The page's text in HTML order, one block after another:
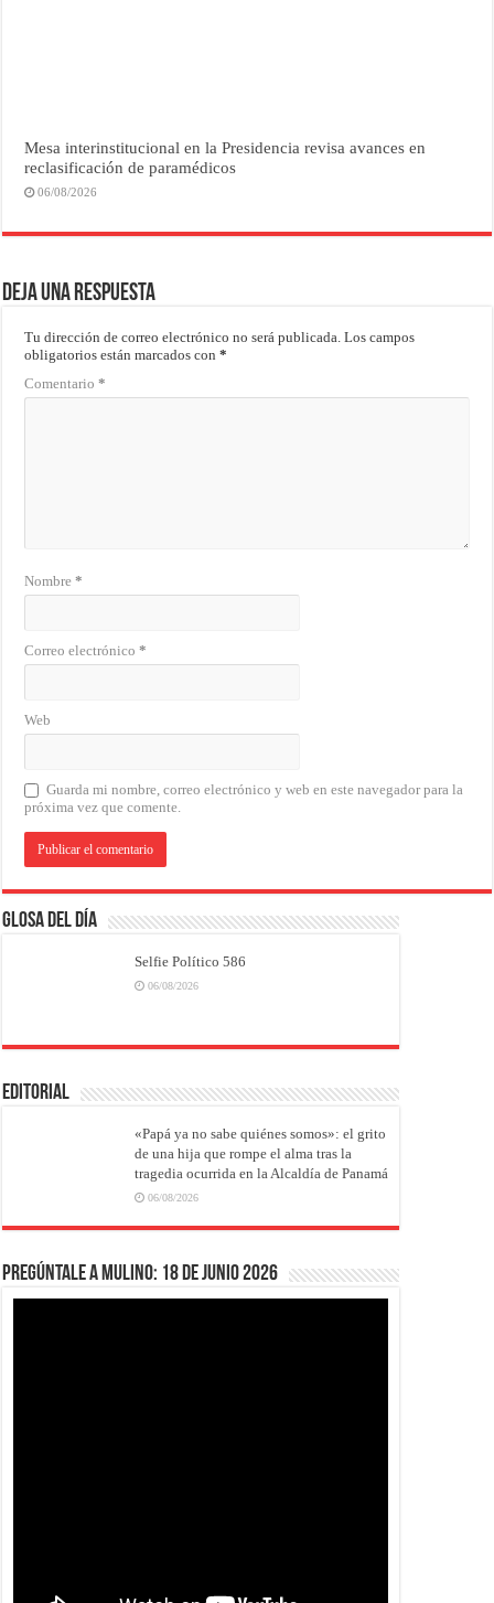
Mesa interinstitucional en la Presidencia revisa avances en
reclasificación de paramédicos
06/08/2026
Deja una respuesta
Tu dirección de correo electrónico no será publicada. Los campos
obligatorios están marcados con*
Comentario*
Nombre*
Correo electrónico*
Web
Guarda mi nombre, correo electrónico y web en este navegador para la
próxima vez que comente.
Glosa del Día
Selfie Político 586
06/08/2026
EDITORIAL
«Papá ya no sabe quiénes somos»: el grito
de una hija que rompe el alma tras la
tragedia ocurrida en la Alcaldía de Panamá
06/08/2026
Pregúntale a Mulino: 18 de junio 2026